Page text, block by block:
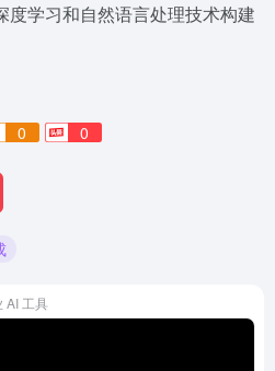
度学习和自然语言处理技术构建
0 0
AI 工具